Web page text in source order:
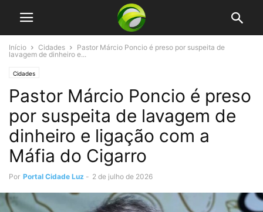
Início Cidades
Pastor Márcio Poncio é preso por suspeita de
lavagem de dinheiro e...
Cidades
Pastor Márcio Poncio é preso
por suspeita de lavagem de
dinheiro e ligação com a
Máfia do Cigarro
Por Portal Cidade Luz - 2 de julho de 2026